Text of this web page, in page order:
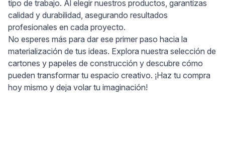
tipo de trabajo. Al elegir nuestros productos, garantizas
calidad y durabilidad, asegurando resultados
profesionales en cada proyecto.
No esperes más para dar ese primer paso hacia la
materialización de tus ideas. Explora nuestra selección de
cartones y papeles de construcción y descubre cómo
pueden transformar tu espacio creativo. ¡Haz tu compra
hoy mismo y deja volar tu imaginación!